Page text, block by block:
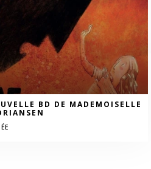
BD DE MADEMOISELLE